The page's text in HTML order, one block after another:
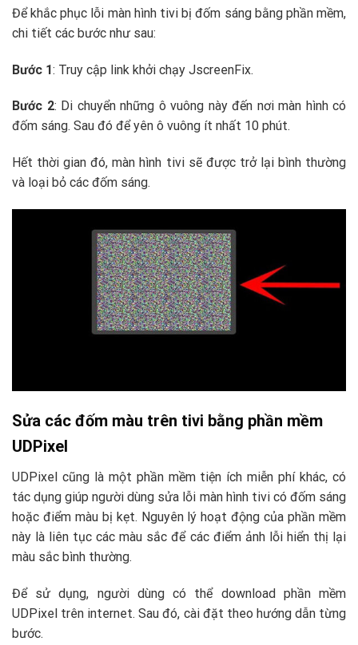
Để khắc phục lỗi màn hình tivi bị đốm sáng bằng phần mềm,
chi tiết các bước như sau:
Bước 1: Truy cập link khởi chạy JscreenFix.
Bước 2: Di chuyển những ô vuông này đến nơi màn hình có
đốm sáng. Sau đó để yên ô vuông ít nhất 10 phút.
Hết thời gian đó, màn hình tivi sẽ được trở lại bình thường
và loại bỏ các đốm sáng.
Sửa các đốm màu trên tivi bằng phần mềm
UDPixel
UDPixel cũng là một phần mềm tiện ích miễn phí khác, có
tác dụng giúp người dùng sửa lỗi màn hình tivi có đốm sáng
hoặc điểm màu bị kẹt. Nguyên lý hoạt động của phần mềm
này là liên tục các màu sắc để các điểm ảnh lỗi hiển thị lại
màu sắc bình thường.
Để sử dụng, người dùng có thể download phần mềm
UDPixel trên internet. Sau đó, cài đặt theo hướng dẫn từng
bước.